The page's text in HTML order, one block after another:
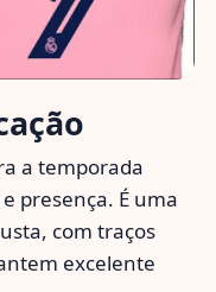
a temporada
presença. É uma
com traços
excelente